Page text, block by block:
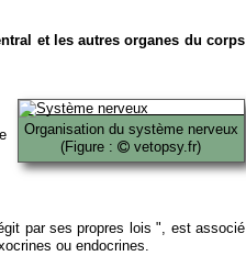
et les autres organes du corps
Organisation du système nerveux
(Figure :
vetopsy.fr)
par ses propres lois ", est associé
ou endocrines.